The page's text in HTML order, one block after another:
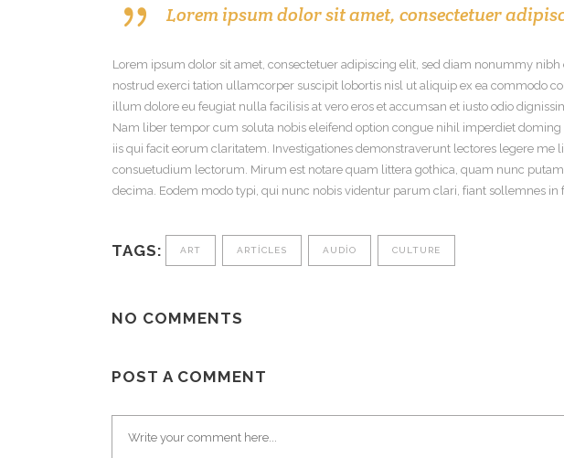
Lorem ipsum dolor sit amet, consectetuer
Lorem ipsum dolor sit amet, consectetuer adipiscing elit, sed diam nonummy
nostrud exerci tation ullamcorper suscipit lobortis nisl ut aliquip ex ea commodo
illum dolore eu feugiat nulla facilisis at vero eros et accumsan et iusto odio
Nam liber tempor cum soluta nobis eleifend option congue nihil imperdiet
iis qui facit eorum claritatem. Investigationes demonstraverunt lectores legere
consuetudium lectorum. Mirum est notare quam littera gothica, quam nunc
decima. Eodem modo typi, qui nunc nobis videntur parum clari, fiant sollemnes in
TAGS: ART ARTICLES AUDIO CULTURE
NO COMMENTS
POST A COMMENT